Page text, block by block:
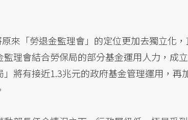
來「勞退金監理會」的定位更加去獨立化，
理會結合勞保局的部分基金運用人力，成立
將有接近1.3兆元的政府基金管理運用，再